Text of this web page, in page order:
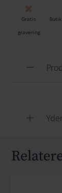
Dette
mærket
Gratis
gravering